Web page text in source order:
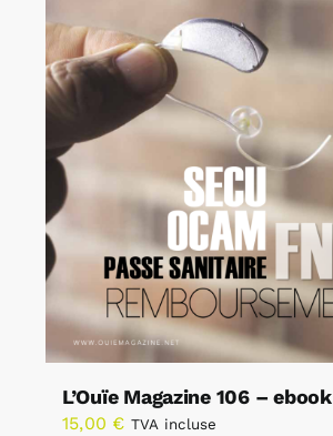
L’Ouïe Magazine 106 – ebook
15,00 € TVA incluse